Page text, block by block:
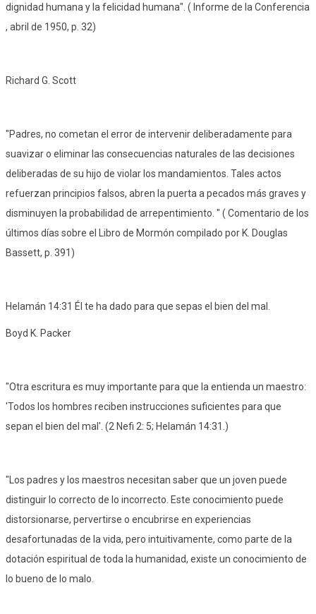
dignidad humana y la felicidad humana". ( Informe de la Conferencia
, abril de 1950, p. 32)
Richard G. Scott
"Padres, no cometan el error de intervenir deliberadamente para
suavizar o eliminar las consecuencias naturales de las decisiones
deliberadas de su hijo de violar los mandamientos. Tales actos
refuerzan principios falsos, abren la puerta a pecados más graves y
disminuyen la probabilidad de arrepentimiento. " ( Comentario de los
últimos días sobre el Libro de Mormón compilado por K. Douglas
Bassett, p. 391)
Helamán 14:31 Él te ha dado para que sepas el bien del mal.
Boyd K. Packer
"Otra escritura es muy importante para que la entienda un maestro:
'Todos los hombres reciben instrucciones suficientes para que
sepan el bien del mal'. (2 Nefi 2: 5; Helamán 14:31.)
"Los padres y los maestros necesitan saber que un joven puede
distinguir lo correcto de lo incorrecto. Este conocimiento puede
distorsionarse, pervertirse o encubrirse en experiencias
desafortunadas de la vida, pero intuitivamente, como parte de la
dotación espiritual de toda la humanidad, existe un conocimiento de
lo bueno de lo malo.